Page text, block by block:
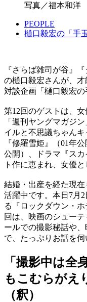
写真／福本和洋
PEOPLE
樋口毅宏の「手
『さらば雑司が谷』
の樋口毅宏さんが、
対談企画「樋口毅宏の
第12回のゲストは、
「週刊ヤングマガジ
イルと不思議ちゃん
『修羅雪姫』（01年
公開）、ドラマ『ス
ト作に恵まれ、女優と
結婚・出産を経た現
活躍中です。本日7月
る『ロックダウン・
回は、映画のシュー
ールでの撮影秘話や
で、たっぷりお話を伺
「撮影中は全
もこむらがえ
（釈）